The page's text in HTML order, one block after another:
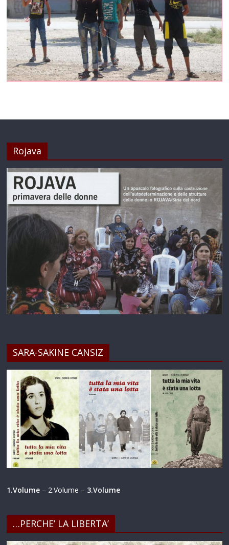
Rojava
SARA-SAKINE CANSIZ
1.Volume – 2.Volume – 3.Volume
…PERCHE’ LA LIBERTA’